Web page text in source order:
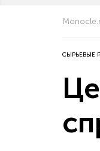
СЫРЬЕВЫЕ